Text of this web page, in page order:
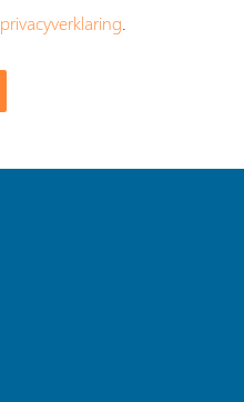
privacyverklaring